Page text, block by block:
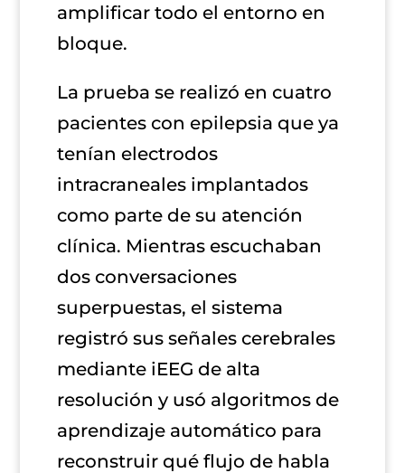
amplificar todo el entorno en
bloque.
La prueba se realizó en cuatro
pacientes con epilepsia que ya
tenían electrodos
intracraneales implantados
como parte de su atención
clínica. Mientras escuchaban
dos conversaciones
superpuestas, el sistema
registró sus señales cerebrales
mediante iEEG de alta
resolución y usó algoritmos de
aprendizaje automático para
reconstruir qué flujo de habla